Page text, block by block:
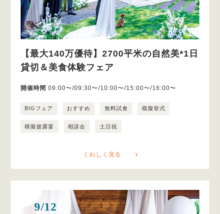
【最大140万優待】2700平米の自然美*1日
貸切＆美食体験フェア
開催時間 09:00〜/09:30〜/10:00〜/15:00〜/16:00〜
BIGフェア おすすめ 無料試食 模擬挙式
模擬披露宴 相談会 土日祝
くわしく見る
9/12